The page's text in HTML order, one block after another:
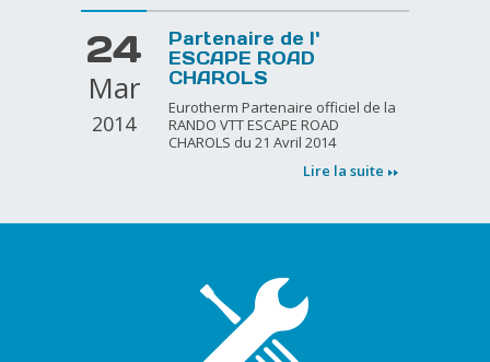
24
Mar
2014
Partenaire de l'
ESCAPE ROAD
CHAROLS
Eurotherm Partenaire officiel de la
RANDO VTT ESCAPE ROAD
CHAROLS du 21 Avril 2014
Lire la suite